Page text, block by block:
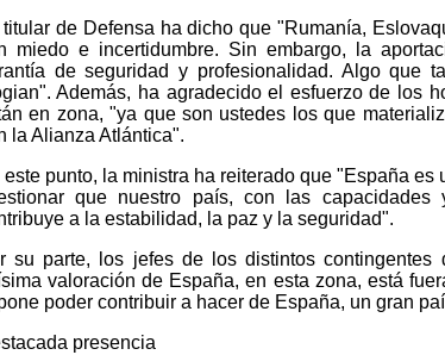
titular de Defensa ha dicho que "Rumanía,
miedo e incertidumbre. Sin embargo, la
de seguridad y profesionalidad. Algo que
Además, ha agradecido el esfuerzo de los
en zona, "ya que son ustedes los que
la Alianza Atlántica".
este punto, la ministra ha reiterado que "España
que nuestro país, con las
a la estabilidad, la paz y la seguridad".
su parte, los jefes de los distintos
valoración de España, en esta zona, está
poder contribuir a hacer de España, un gran
presencia